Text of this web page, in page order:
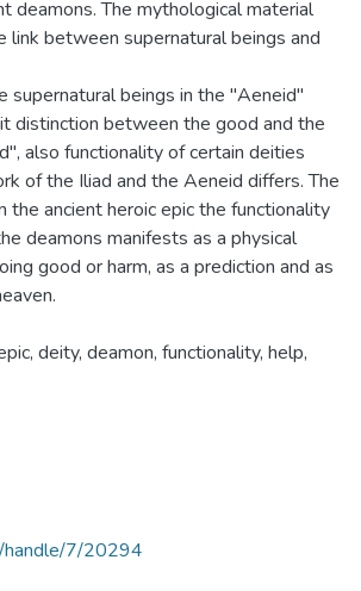
deamons. The mythological material
link between supernatural beings and
supernatural beings in the "Aeneid"
distinction between the good and the
also functionality of certain deities
of the Iliad and the Aeneid differs. The
the ancient heroic epic the functionality
deamons manifests as a physical
good or harm, as a prediction and as
deity, deamon, functionality, help,
handle/7/20294